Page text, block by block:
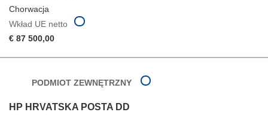
Chorwacja
Wkład UE netto
€ 87 500,00
PODMIOT ZEWNĘTRZNY
HP HRVATSKA POSTA DD